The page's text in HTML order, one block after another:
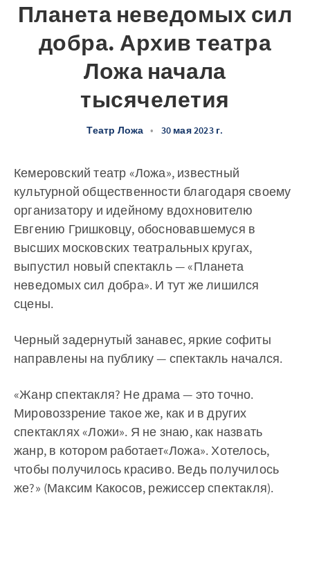
Планета неведомых сил
добра. Архив театра
Ложа начала
тысячелетия
Театр Ложа • 30 мая 2023 г.
Кемеровский театр «Ложа», известный
культурной общественности благодаря своему
организатору и идейному вдохновителю
Евгению Гришковцу, обосновавшемуся в
высших московских театральных кругах,
выпустил новый спектакль — «Планета
неведомых сил добра». И тут же лишился
сцены.
Черный задернутый занавес, яркие софиты
направлены на публику — спектакль начался.
«Жанр спектакля? Не драма — это точно.
Мировоззрение такое же, как и в других
спектаклях «Ложи». Я не знаю, как назвать
жанр, в котором работает«Ложа». Хотелось,
чтобы получилось красиво. Ведь получилось
же?» (Максим Какосов, режиссер спектакля).